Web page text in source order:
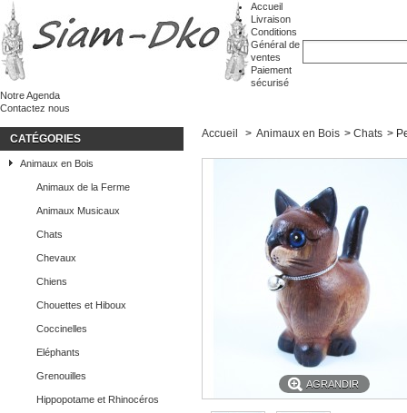
Accueil
Livraison
Conditions
Général de
ventes
Paiement
sécurisé
Notre Agenda
Contactez nous
CATÉGORIES
Animaux en Bois
Animaux de la Ferme
Animaux Musicaux
Chats
Chevaux
Chiens
Chouettes et Hiboux
Coccinelles
Eléphants
Grenouilles
Hippopotame et Rhinocéros
Accueil > Animaux en Bois > Chats >
AGRANDIR